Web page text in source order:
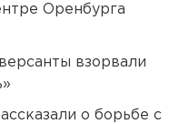
Оренбурга
взорвали
о борьбе с